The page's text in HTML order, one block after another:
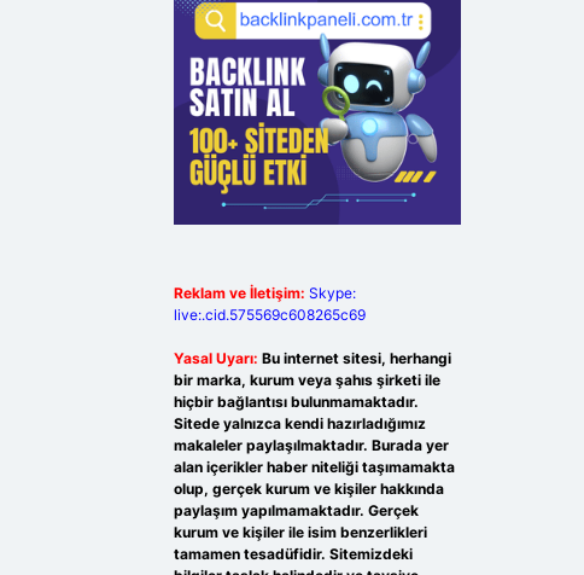
Reklam ve İletişim: Skype:
live:.cid.575569c608265c69
Yasal Uyarı: Bu internet sitesi, herhangi
bir marka, kurum veya şahıs şirketi ile
hiçbir bağlantısı bulunmamaktadır.
Sitede yalnızca kendi hazırladığımız
makaleler paylaşılmaktadır. Burada yer
alan içerikler haber niteliği taşımamakta
olup, gerçek kurum ve kişiler hakkında
paylaşım yapılmamaktadır. Gerçek
kurum ve kişiler ile isim benzerlikleri
tamamen tesadüfidir. Sitemizdeki